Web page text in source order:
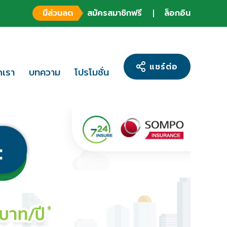
มีส่วนลด สมัครสมาชิกฟรี ล็อกอิน
แชร์ต่อ
รา บทความ โปรโมชั่น